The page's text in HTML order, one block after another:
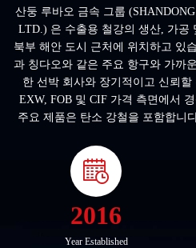
산둥 루바오 금속 그룹
LTD.) 은 수출용 철강의 생산, 가공
북부 해안 도시 근처에 위치하고 있
과 칭다오와 같은 주요 항구와 가까
한 선박 회사와 장기적이고 신뢰
EXW, FOB 및 CIF 가격 측면에서
주요 제품은 탄소 강철을 포함합니
철강. 이 제품은 화학, 건설,공학우
적이고 안정적인 관계를 맺었습니
의 월 수출량은 8000-
2016
Year Established